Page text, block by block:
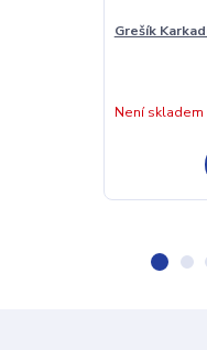
Grešík
Není skladem